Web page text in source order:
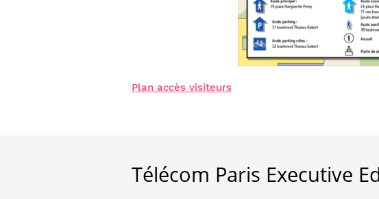
Plan accès visiteurs
Télécom Paris Executive